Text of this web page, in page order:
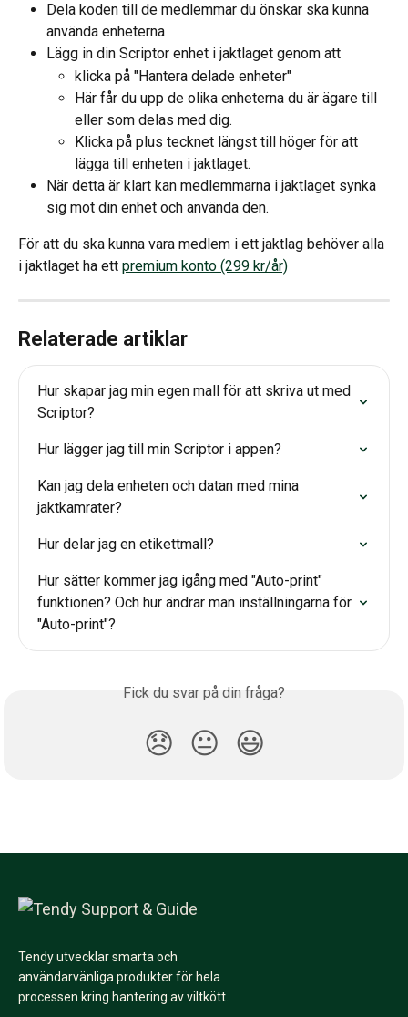
Dela koden till de medlemmar du önskar ska kunna
använda enheterna
Lägg in din Scriptor enhet i jaktlaget genom att
klicka på "Hantera delade enheter"
Här får du upp de olika enheterna du är ägare till
eller som delas med dig.
Klicka på plus tecknet längst till höger för att
lägga till enheten i jaktlaget.
När detta är klart kan medlemmarna i jaktlaget synka
sig mot din enhet och använda den.
För att du ska kunna vara medlem i ett jaktlag behöver alla
i jaktlaget ha ett premium konto (299 kr/år)
Relaterade artiklar
Hur skapar jag min egen mall för att skriva ut med
Scriptor?
Hur lägger jag till min Scriptor i appen?
Kan jag dela enheten och datan med mina
jaktkamrater?
Hur delar jag en etikettmall?
Hur sätter kommer jag igång med "Auto-print"
funktionen? Och hur ändrar man inställningarna för
"Auto-print"?
Fick du svar på din fråga?
😞 😐 😃
Tendy utvecklar smarta och
användarvänliga produkter för hela
processen kring hantering av viltkött.